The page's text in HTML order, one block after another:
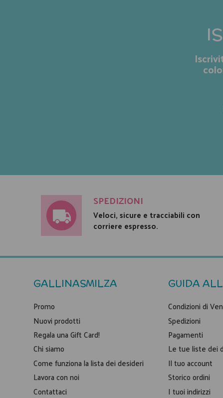
SPEDIZIONI
Veloci, sicure e tracciabili con
corriere espresso.
GALLINASMILZA
Promo
Nuovi prodotti
Regala una Gift Card!
Chi siamo
Come funziona la lista dei desideri
Lavora con noi
Contattaci
GUIDA
Condizioni di
Spedizioni
Pagamenti
Le tue liste dei
Il tuo account
Storico ordini
I tuoi indirizzi